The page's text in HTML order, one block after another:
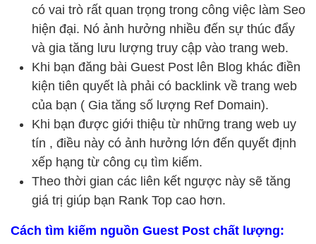
có vai trò rất quan trọng trong công việc làm Seo
hiện đại. Nó ảnh hưởng nhiều đến sự thúc đẩy
và gia tăng lưu lượng truy cập vào trang web.
Khi bạn đăng bài Guest Post lên Blog khác điền
kiện tiên quyết là phải có backlink về trang web
của bạn ( Gia tăng số lượng Ref Domain).
Khi bạn được giới thiệu từ những trang web uy
tín , điều này có ảnh hưởng lớn đến quyết định
xếp hạng từ công cụ tìm kiếm.
Theo thời gian các liên kết ngược này sẽ tăng
giá trị giúp bạn Rank Top cao hơn.
Cách tìm kiếm nguồn Guest Post chất lượng: